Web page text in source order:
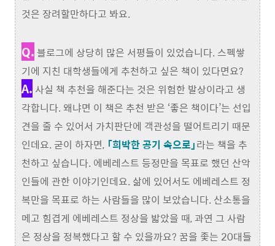
것은 장려할만하다고 봐요.
Q. 블로그에 상당히 많은 서평들이 있었습니다. 스펙쌓
기에 지친 대학생들에게 추천하고 싶은 책이 있다면요?
A. 사실 책 추천을 해준다는 것은 위험한 발상이라고 생
각합니다. 왜냐면 이 책은 추천 받은 ‘좋은 책이다’는 선입
견을 줄 수 있어서 가치판단에 객관성을 떨어트리기 때문
인데요. 굳이 하자면, 「희박한 공기 속으로」라는 책을 추
천하고 싶습니다. 에베레스트 등정만을 목표로 했던 산악
인들에 관한 이야기인데요. 삶에 있어서도 에베레스트 정
복만을 목표로 하는 사람들을 많이 보았습니다. 산소통을
메고 힘겹게 에베레스트 정상을 밟았을 때, 과연 그 사람
은 정상을 정복했다고 할 수 있을까요? 꿈을 좇는 20대들